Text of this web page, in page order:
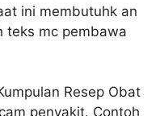
ini membutuhk an
teks mc pembawa
Resep Obat
penyakit. Contoh